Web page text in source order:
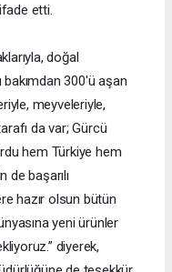
ifade etti.
doğal
300'ü aşan
meyveleriyle,
da var; Gürcü
hem Türkiye hem
başarılı
hazır olsun bütün
yeni ürünler
diyerek,